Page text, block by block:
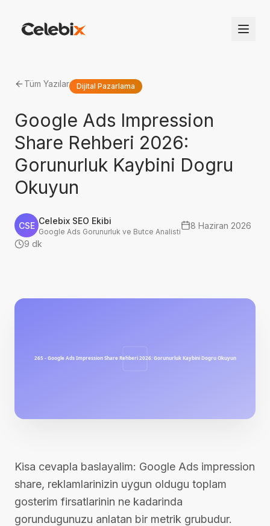
Tüm Yazılar Dijital Pazarlama
Google Ads Impression
Share Rehberi 2026:
Gorunurluk Kaybini Dogru
Okuyun
CSE Celebix SEO Ekibi
Google Ads Gorunurluk ve Butce Analisti
8 Haziran 2026
9 dk
Kisa cevapla baslayalim: Google Ads impression
share, reklamlarinizin uygun oldugu toplam
gosterim firsatlarinin ne kadarinda
gorundugunuzu anlatan bir metrik grubudur.